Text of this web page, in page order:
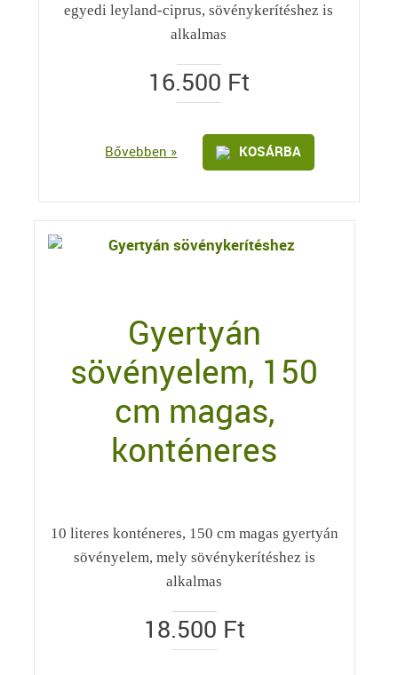
egyedi leyland-ciprus, sövénykerítéshez is
alkalmas
16.500 Ft
Bővebben » KOSÁRBA
Gyertyán
sövényelem, 150
cm magas,
konténeres
10 literes konténeres, 150 cm magas gyertyán
sövényelem, mely sövénykerítéshez is
alkalmas
18.500 Ft